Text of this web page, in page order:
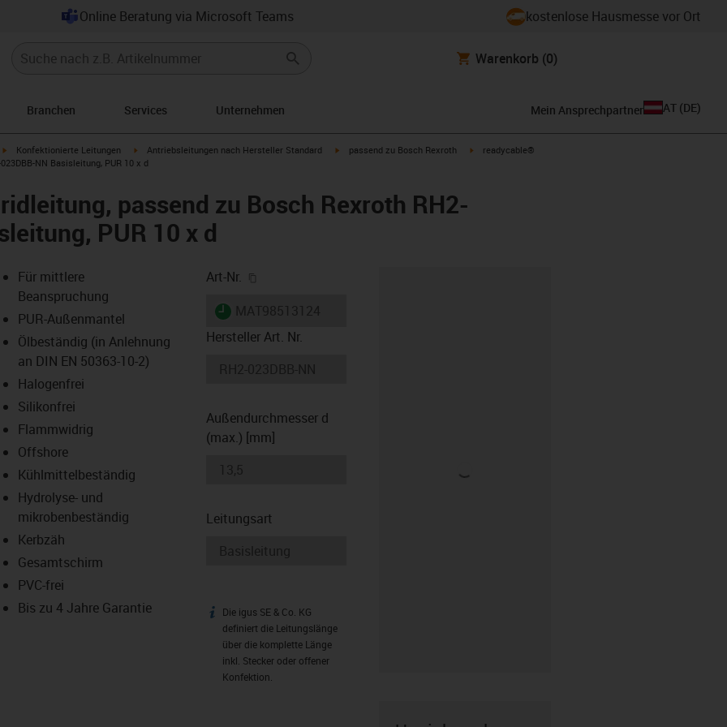
Online Beratung via Microsoft Teams kostenlose Hausmesse vor Ort
Warenkorb (0)
Branchen Services Unternehmen Mein Ansprechpartner AT (DE)
igus-icon-arrow-right
Konfektionierte Leitungen igus-icon-arrow-right
Antriebsleitungen nach Hersteller Standard igus-icon-arrow-right
passend zu Bosch Rexroth igus-icon-arrow-right
readycable®
NN Basisleitung, PUR 10 x d
passend zu Bosch Rexroth RH2-
PUR 10 x d
icon-lupe
icon-lupe
Für mittlere
Beanspruchung
PUR-Außenmantel
Ölbeständig (in Anlehnung
an DIN EN 50363-10-2)
Halogenfrei
Silikonfrei
Flammwidrig
Offshore
Kühlmittelbeständig
Hydrolyse- und
mikrobenbeständig
Kerbzäh
Gesamtschirm
PVC-frei
Bis zu 4 Jahre Garantie
Art-Nr.
igus-icon-lieferzeit
Hersteller Art. Nr.
Außendurchmesser d
(max.) [mm]
Leitungsart
igus-icon-info
Die igus SE & Co. KG
definiert die Leitungslänge
über die komplette Länge
inkl. Stecker oder offener
Konfektion.